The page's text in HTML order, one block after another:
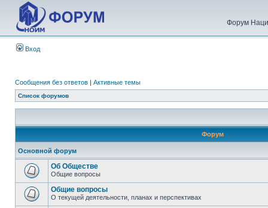
Форум
Вход
Сообщения без ответов | Активные темы
Список форумов
Форум
Основной форум
Об Обществе
Общие вопросы
Общие вопросы
О текущей деятельности, планах и перспективах